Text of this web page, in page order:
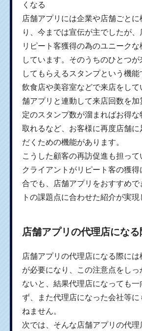
くなる
店舗アプリには企業や店舗ごと
り、今までは宣伝が主でしたが
リピート客獲得の為のユニーク
しています。そのうちのひとつ
してもらえるスタンプという機能
飲食店や美容室などで来店をし
舗アプリと連動して来店回数を
定のスタンプ数が溜まればお得な
取れるなど、お客様に再度店舗に
だくための機能があります。
こうした顧客の再訪促進も担って
クライアントがリピート客の獲
合でも、店舗アプリをおすすめで
トの課題点に合わせた紹介が実現
店舗アプリの代理店にな
店舗アプリの代理店になる際に
が必要になり、この注意点をしっ
ないと、結果代理店になっても
ず、また代理店になった会社等
ねません。
次では、そんな店舗アプリの代